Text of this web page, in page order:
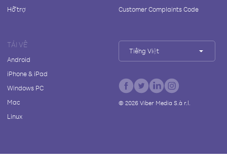
Hỗ trợ
Customer Complaints Code
TẢI VỀ
Android
iPhone & iPad
Windows PC
Mac
Linux
Tiếng Việt
© 2026Viber Media S.à r.l.